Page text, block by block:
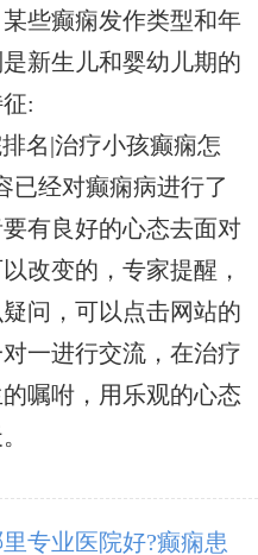
些癫痫发作类型和年
新生儿和婴幼儿期的
:
名|治疗小孩癫痫怎
已经对癫痫病进行了
有良好的心态去面对
改变的，专家提醒，
问，可以点击网站的
一进行交流，在治疗
嘱咐，用乐观的心态
专业医院好?癫痫患